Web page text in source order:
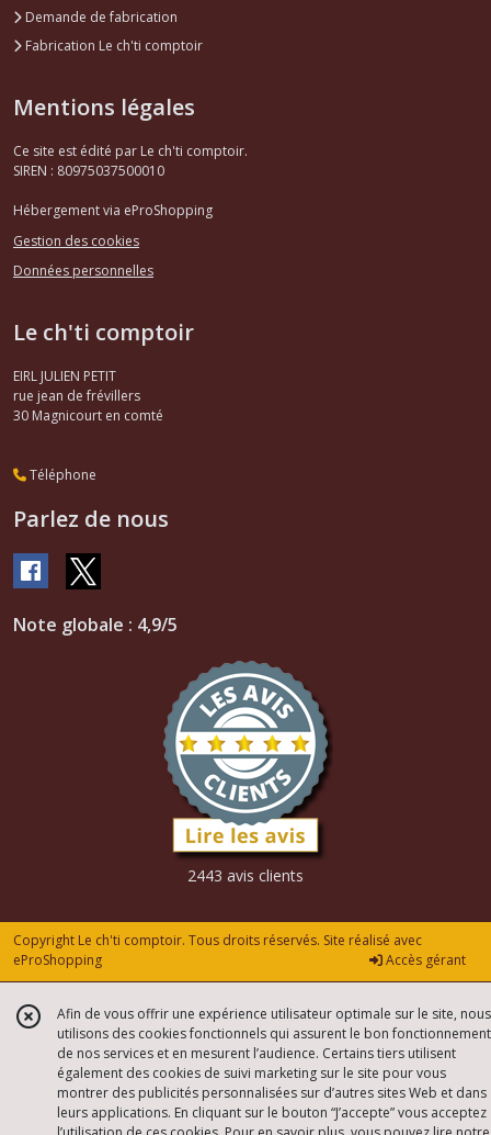
R5
(2)
les
résultats
Demande de fabrication
Fabrication Le ch'ti comptoir
Mentions légales
Ce site est édité par Le ch'ti comptoir.
SIREN : 80975037500010
Hébergement via eProShopping
Gestion des cookies
Données personnelles
Le ch'ti comptoir
EIRL JULIEN PETIT
rue jean de frévillers
30 Magnicourt en comté
Téléphone
Parlez de nous
Note globale : 4,9/5
2443 avis clients
Copyright Le ch'ti comptoir. Tous droits réservés. Site réalisé avec
eProShopping
Accès gérant
Afin de vous offrir une expérience utilisateur optimale sur le site, nous
utilisons des cookies fonctionnels qui assurent le bon fonctionnement
de nos services et en mesurent l’audience. Certains tiers utilisent
également des cookies de suivi marketing sur le site pour vous
montrer des publicités personnalisées sur d’autres sites Web et dans
leurs applications. En cliquant sur le bouton “J’accepte” vous acceptez